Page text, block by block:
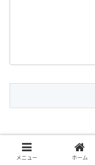
メニュー ホーム